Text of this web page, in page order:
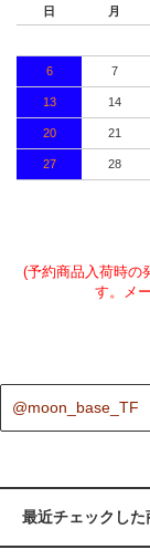
日 月
6 7
13 14
20 21
27 28
(予約商品入荷時の
す。メ
@moon_base_TF
最近チェックした